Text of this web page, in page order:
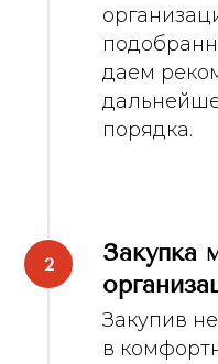
даем
порядка.
Закупка
Закупив
в